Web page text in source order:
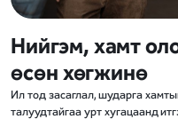
Нийгэм, хамт
өсөн хөгжинө
Ил тод засаглал, шударга
талуудтайгаа урт хугацаанд